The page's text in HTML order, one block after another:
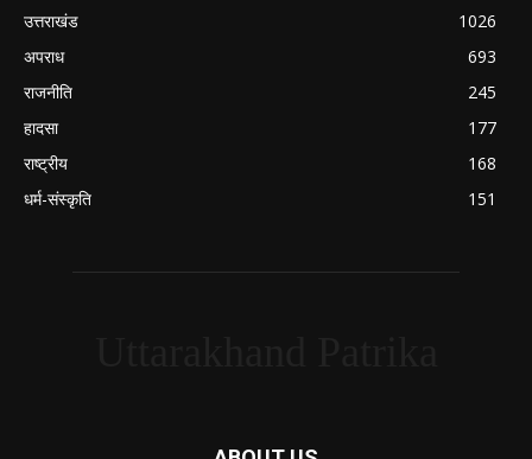
उत्तराखंड
1026
अपराध
693
राजनीति
245
हादसा
177
राष्ट्रीय
168
धर्म-संस्कृति
151